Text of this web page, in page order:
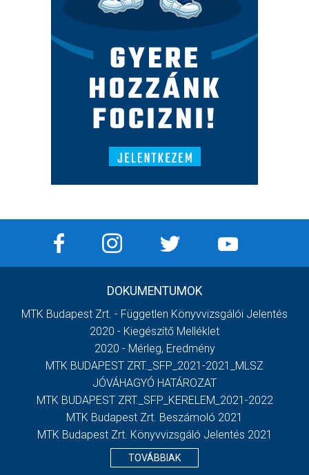
DOKUMENTUMOK
MTK Budapest Zrt. - Független Könyvvizsgálói Jelentés
2020 - Kiegészítő Melléklet
2020 - Mérleg, Eredmény
MTK BUDAPEST ZRT._SFP_2021-2021_MLSZ
JÓVÁHAGYÓ HATÁROZAT
MTK BUDAPEST ZRT._SFP_KERELEM_2021-2022
MTK Budapest Zrt. Beszámoló 2021
MTK Budapest Zrt. Könyvvizsgáló Jelentés 2021
TOVÁBBIAK